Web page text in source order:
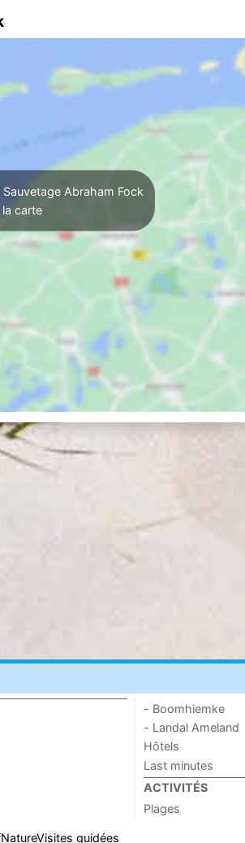
Abraham Fock
la carte
- Boomhiemke
- Landal Ameland
Hôtels
Last minutes
ACTIVITÉS
Plages
NatureVisites guidées